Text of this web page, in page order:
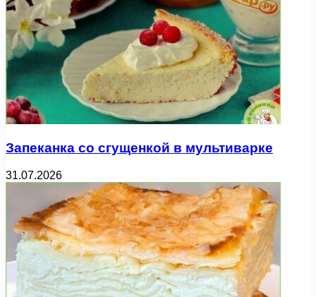
Запеканка со сгущенкой в мультиварке
31.07.2026